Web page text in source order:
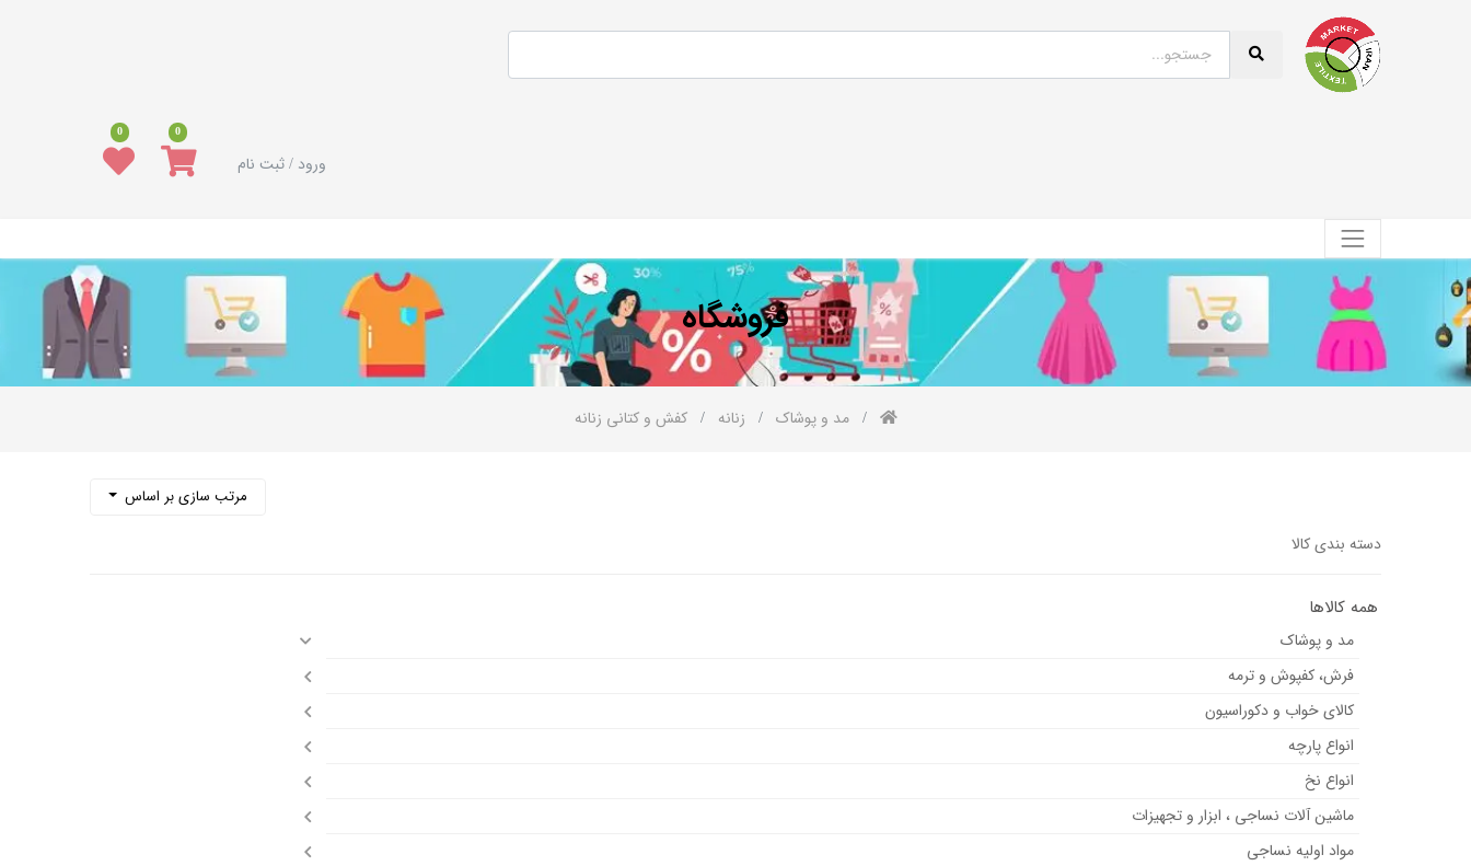
ورود / ثبت نام
0
0
فروشگاه
مد و پوشاک زنانه کفش و کتانی زنانه
مرتب سازی بر اساس
دسته بندی کالا
همه کالاها
مد و پوشاک
فرش، کفپوش و ترمه
کالای خواب و دکوراسیون
انواع پارچه
انواع نخ
ماشین آلات نساجی ، ابزار و تجهیزات
مواد اولیه نساجی